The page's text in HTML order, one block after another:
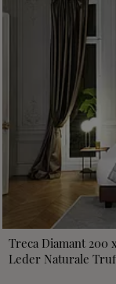
Treca Diamant 200
Leder Naturale